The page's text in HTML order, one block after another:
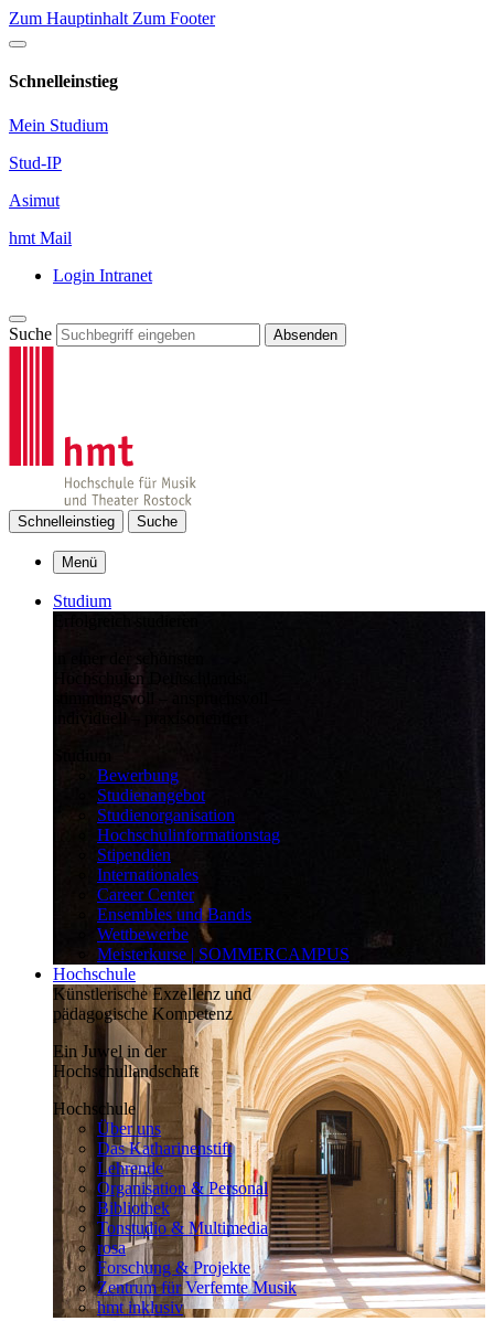
Zum Hauptinhalt Zum Footer
Schnelleinstieg
Mein Studium
Stud-IP
Asimut
hmt Mail
Login Intranet
Suche Absenden
Schnelleinstieg Suche
Menü
Studium
in einer der schönsten
Hochschulen Deutschlands:
stimmungsvoll – anspruchsvoll –
individuell – praxisorientiert
Bewerbung
Studienangebot
Studienorganisation
Hochschulinformationstag
Stipendien
Internationales
Career Center
Ensembles und Bands
Wettbewerbe
Meisterkurse | SOMMERCAMPUS
Hochschule
Künstlerische Exzellenz und
pädagogische Kompetenz
Ein Juwel in der
Hochschullandschaft
Hochschule
Über uns
Das Katharinenstift
Lehrende
Organisation & Personal
Bibliothek
Tonstudio & Multimedia
rosa
Forschung & Projekte
Zentrum für Verfemte Musik
hmt inklusiv